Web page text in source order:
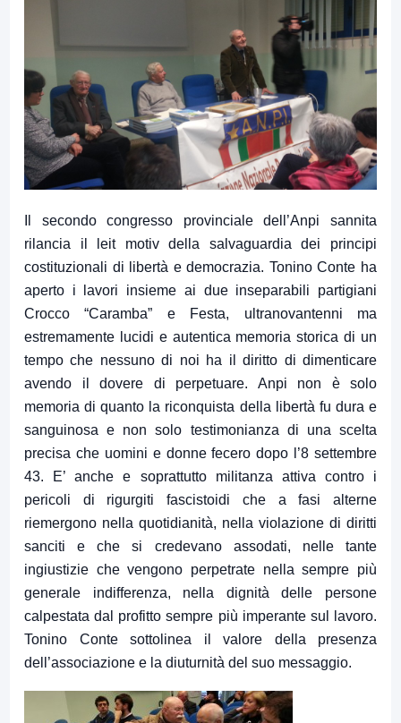
Il secondo congresso provinciale dell’Anpi sannita
rilancia il leit motiv della salvaguardia dei principi
costituzionali di libertà e democrazia. Tonino Conte ha
aperto i lavori insieme ai due inseparabili partigiani
Crocco “Caramba” e Festa, ultranovantenni ma
estremamente lucidi e autentica memoria storica di un
tempo che nessuno di noi ha il diritto di dimenticare
avendo il dovere di perpetuare. Anpi non è solo
memoria di quanto la riconquista della libertà fu dura e
sanguinosa e non solo testimonianza di una scelta
precisa che uomini e donne fecero dopo l’8 settembre
43. E’ anche e soprattutto militanza attiva contro i
pericoli di rigurgiti fascistoidi che a fasi alterne
riemergono nella quotidianità, nella violazione di diritti
sanciti e che si credevano assodati, nelle tante
ingiustizie che vengono perpetrate nella sempre più
generale indifferenza, nella dignità delle persone
calpestata dal profitto sempre più imperante sul lavoro.
Tonino Conte sottolinea il valore della presenza
dell’associazione e la diuturnità del suo messaggio.